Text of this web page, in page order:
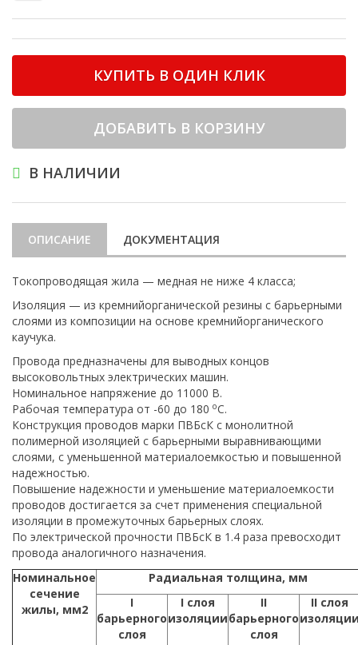
КУПИТЬ В ОДИН КЛИК
ДОБАВИТЬ В КОРЗИНУ
В НАЛИЧИИ
ОПИСАНИЕ ДОКУМЕНТАЦИЯ
Токопроводящая жила — медная не ниже 4 класса;
Изоляция — из кремнийорганической резины с барьерными
слоями из композиции на основе кремнийорганического
каучука.
Провода предназначены для выводных концов
высоковольтных электрических машин.
Номинальное напряжение до 11000 В.
Рабочая температура от -60 до 180 оС.
Конструкция проводов марки ПВБсК с монолитной
полимерной изоляцией с барьерными выравнивающими
слоями, с уменьшенной материалоемкостью и повышенной
надежностью.
Повышение надежности и уменьшение материалоемкости
проводов достигается за счет применения специальной
изоляции в промежуточных барьерных слоях.
По электрической прочности ПВБсК в 1.4 раза превосходит
провода аналогичного назначения.
Номинальное
сечение
жилы, мм2
Радиальная толщина, мм
I
барьерного
слоя
I слоя
изоляции
II
барьерного
слоя
II слоя